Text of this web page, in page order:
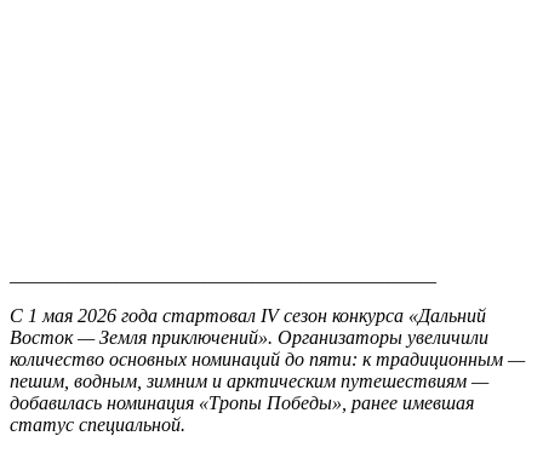
С 1 мая 2026 года стартовал IV сезон конкурса «Дальний
Восток — Земля приключений». Организаторы увеличили
количество основных номинаций до пяти: к традиционным —
пешим, водным, зимним и арктическим путешествиям —
добавилась номинация «Тропы Победы», ранее имевшая
статус специальной.